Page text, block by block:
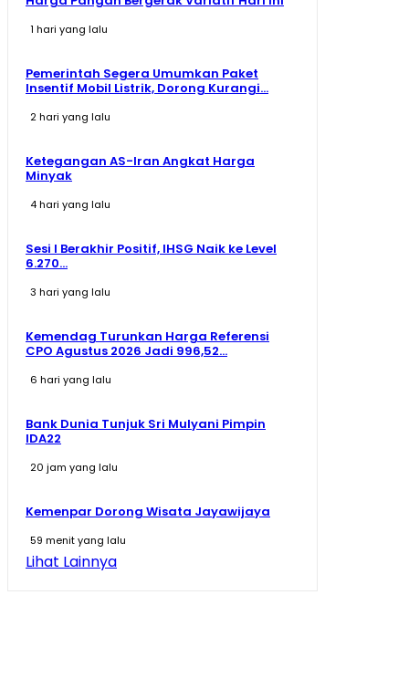
1 hari yang lalu
Pemerintah Segera Umumkan Paket
Insentif Mobil Listrik, Dorong Kurangi...
2 hari yang lalu
Ketegangan AS-Iran Angkat Harga
Minyak
4 hari yang lalu
Sesi I Berakhir Positif, IHSG Naik ke Level
6.270...
3 hari yang lalu
Kemendag Turunkan Harga Referensi
CPO Agustus 2026 Jadi 996,52...
6 hari yang lalu
Bank Dunia Tunjuk Sri Mulyani Pimpin
IDA22
20 jam yang lalu
Kemenpar Dorong Wisata Jayawijaya
59 menit yang lalu
Lihat Lainnya